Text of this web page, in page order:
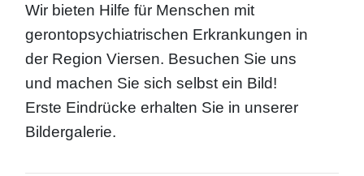
Wir bieten Hilfe für Menschen mit
gerontopsychiatrischen Erkrankungen in
der Region Viersen. Besuchen Sie uns
und machen Sie sich selbst ein Bild!
Erste Eindrücke erhalten Sie in unserer
Bildergalerie.